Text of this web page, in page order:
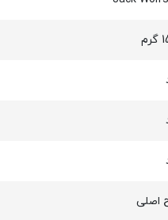
اصلی